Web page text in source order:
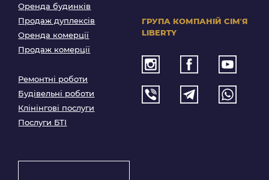
Оренда будинків
Продаж дуплексів
Оренда комерції
Продаж комерції
Ремонтні роботи
Будівельні роботи
Клінінгові послуги
Послуги БТІ
ГРУПА КОМПАНІЙ СІМʼЯ
LIBERTY